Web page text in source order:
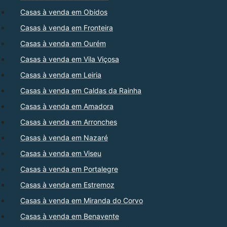
Casas à venda em Obidos
Casas à venda em Fronteira
Casas à venda em Ourém
Casas à venda em Vila Viçosa
Casas à venda em Leiria
Casas à venda em Caldas da Rainha
Casas à venda em Amadora
Casas à venda em Arronches
Casas à venda em Nazaré
Casas à venda em Viseu
Casas à venda em Portalegre
Casas à venda em Estremoz
Casas à venda em Miranda do Corvo
Casas à venda em Benavente